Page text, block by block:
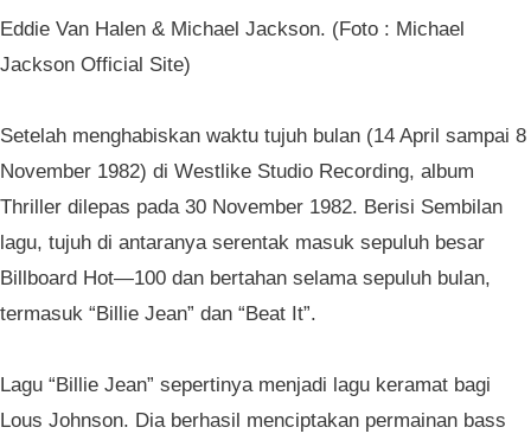
Eddie Van Halen & Michael Jackson. (Foto : Michael
Jackson Official Site)
Setelah menghabiskan waktu tujuh bulan (14 April sampai 8
November 1982) di Westlike Studio Recording, album
Thriller dilepas pada 30 November 1982. Berisi Sembilan
lagu, tujuh di antaranya serentak masuk sepuluh besar
Billboard Hot—100 dan bertahan selama sepuluh bulan,
termasuk “Billie Jean” dan “Beat It”.
Lagu “Billie Jean” sepertinya menjadi lagu keramat bagi
Lous Johnson. Dia berhasil menciptakan permainan bass